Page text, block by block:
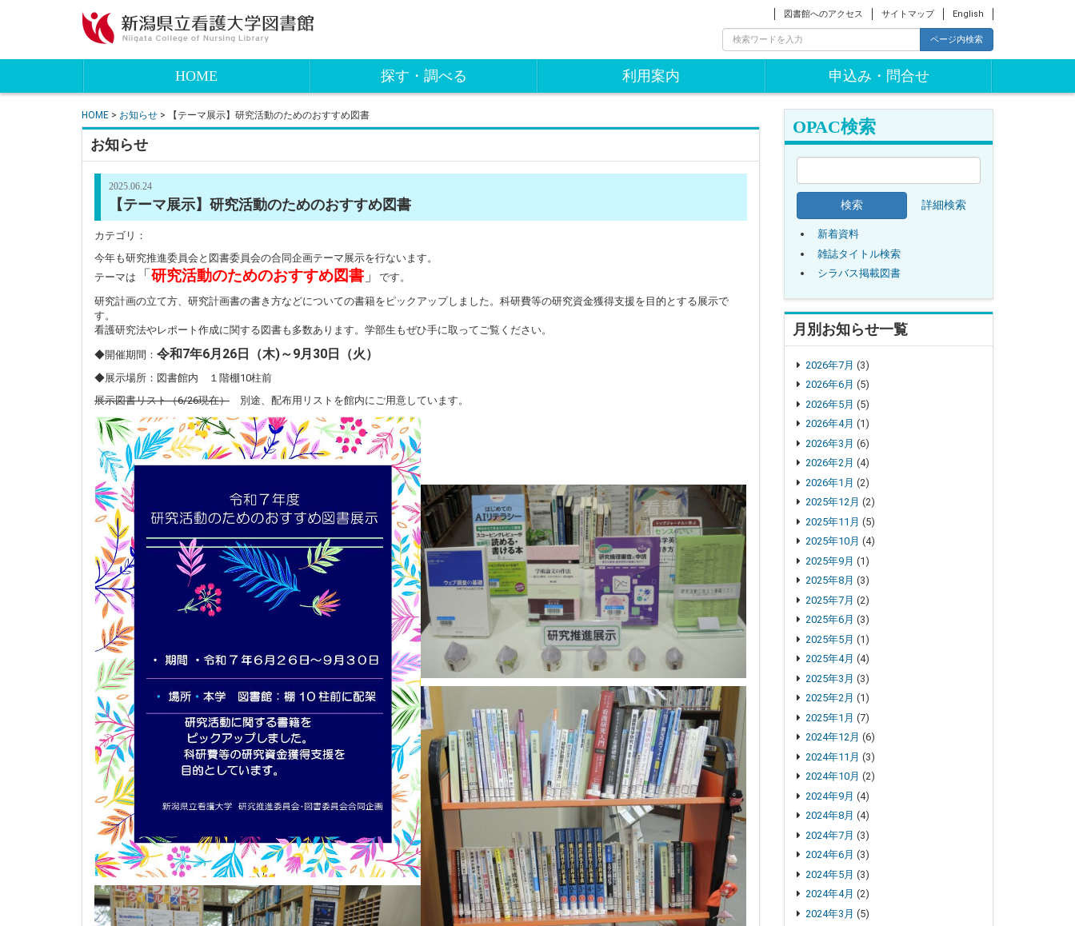
図書館へのアクセス サイトマップ English
ページ内検索
HOME 探す・調べる 利用案内 申込み・問合せ
OPAC検索
詳細検索
新着資料
雑誌タイトル検索
シラバス掲載図書
月別お知らせ一覧
2026年7月 (3)
2026年6月 (5)
2026年5月 (5)
2026年4月 (1)
2026年3月 (6)
2026年2月 (4)
2026年1月 (2)
2025年12月 (2)
2025年11月 (5)
2025年10月 (4)
2025年9月 (1)
2025年8月 (3)
2025年7月 (2)
2025年6月 (3)
2025年5月 (1)
2025年4月 (4)
2025年3月 (3)
2025年2月 (1)
2025年1月 (7)
2024年12月 (6)
2024年11月 (3)
2024年10月 (2)
2024年9月 (4)
2024年8月 (4)
2024年7月 (3)
2024年6月 (3)
2024年5月 (3)
2024年4月 (2)
2024年3月 (5)
HOME > お知らせ > 【テーマ展示】研究活動のためのおすすめ図書
お知らせ
2025.06.24
【テーマ展示】研究活動のためのおすすめ図書
カテゴリ：
今年も研究推進委員会と図書委員会の合同企画テーマ展示を行ないます。
テーマは
「 研究活動のためのおすすめ図書 」
です。
研究計画の立て方、研究計画書の書き方などについての書籍をピックアップしました。科研費等の研究資金獲得支援を目的とする展示で
す。
看護研究法やレポート作成に関する図書も多数あります。学部生もぜひ手に取ってご覧ください。
◆開催期間： 令和7年6月26日（木)～9月30日（火）
◆展示場所：図書館内 １階棚10柱前
展示図書リスト（6/26現在） 別途、配布用リストを館内にご用意しています。